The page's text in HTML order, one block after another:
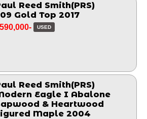
Reed Smith(PRS)
Gold Top 2017
USED
Reed Smith(PRS)
Eagle I Abalone
& Heartwood
Maple 2004